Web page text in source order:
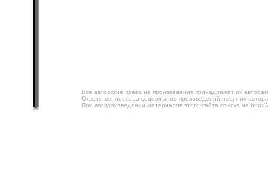
Все авторские права на произведения принадлежат их
Ответственность за содержание произведений несут их
При воспроизведении материалов этого сайта ссылка на http://